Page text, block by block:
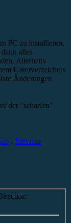
PC zu installieren,
alles
Alternativ
Unterverzeichnis
Änderungen
der "scharfen"
- Services